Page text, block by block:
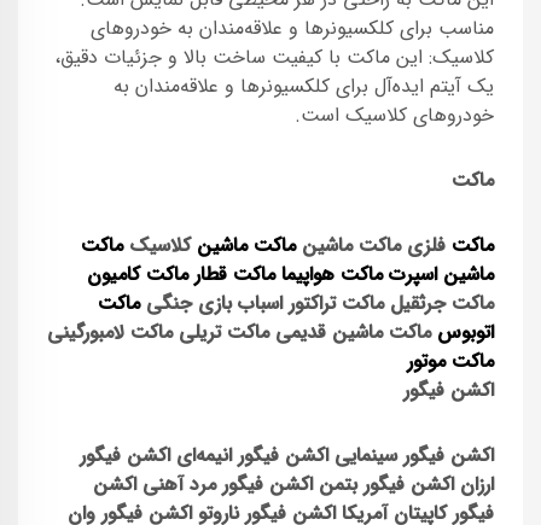
مناسب برای کلکسیونرها و علاقه‌مندان به خودروهای
کلاسیک: این ماکت با کیفیت ساخت بالا و جزئیات دقیق،
یک آیتم ایده‌آل برای کلکسیونرها و علاقه‌مندان به
خودروهای کلاسیک است.
ماکت
ماکت فلزی ماکت ماشین ماکت ماشین کلاسیک ماکت
ماشین اسپرت ماکت هواپیما ماکت قطار ماکت کامیون
ماکت جرثقیل ماکت تراکتور اسباب بازی جنگی ماکت
اتوبوس ماکت ماشین قدیمی ماکت تریلی ماکت لامبورگینی
ماکت موتور
اکشن فیگور
اکشن فیگور سینمایی اکشن فیگور انیمه‌ای اکشن فیگور
ارزان اکشن فیگور بتمن اکشن فیگور مرد آهنی اکشن
فیگور کاپیتان آمریکا اکشن فیگور ناروتو اکشن فیگور وان